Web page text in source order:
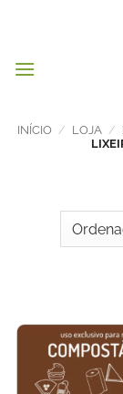
INÍCIO / LOJA /